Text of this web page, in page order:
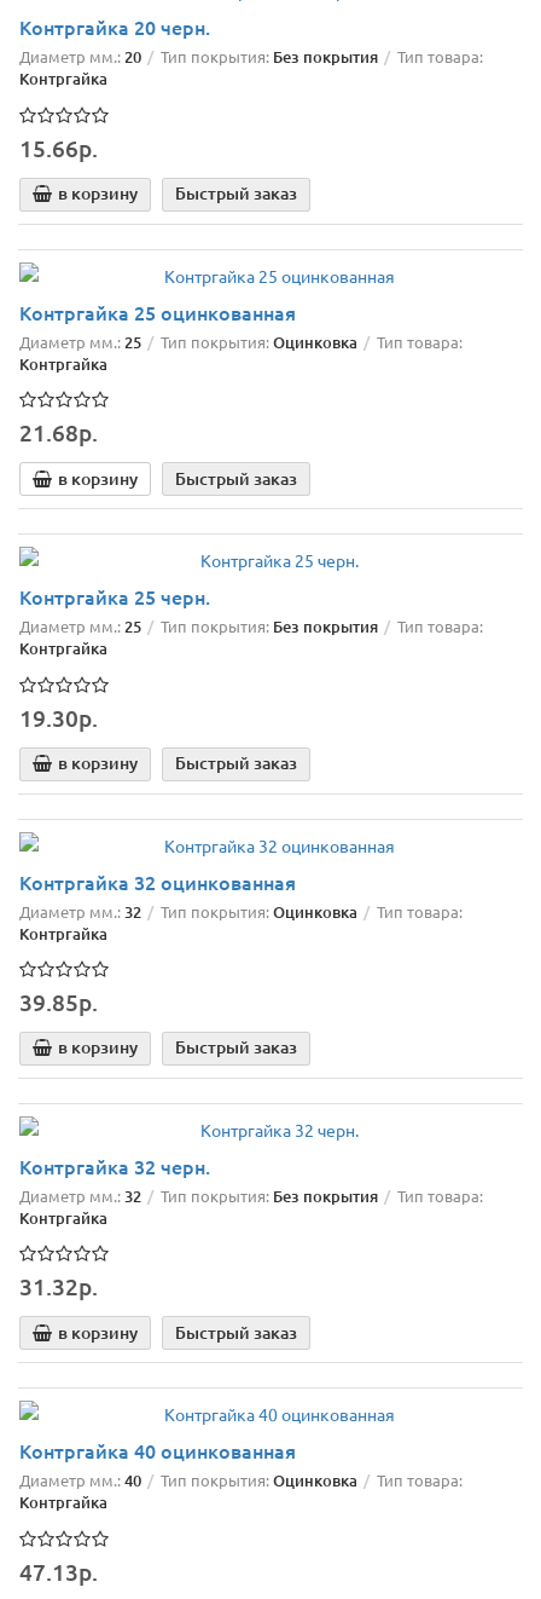
Контргайка 20 черн.
Диаметр мм.:20 Тип покрытия: Без покрытия Тип товара:
Контргайка
15.66р.
в корзину Быстрый заказ
Контргайка 25 оцинкованная
Диаметр мм.:25 Тип покрытия:Оцинковка Тип товара:
Контргайка
21.68р.
в корзину Быстрый заказ
Контргайка 25 черн.
Диаметр мм.:25 Тип покрытия: Без покрытия Тип товара:
Контргайка
19.30р.
в корзину Быстрый заказ
Контргайка 32 оцинкованная
Диаметр мм.: 32 Тип покрытия:Оцинковка Тип товара:
Контргайка
39.85р.
в корзину Быстрый заказ
Контргайка 32 черн.
Диаметр мм.:32 Тип покрытия: Без покрытия Тип товара:
Контргайка
31.32р.
в корзину Быстрый заказ
Контргайка 40 оцинкованная
Диаметр мм.:40 Тип покрытия:Оцинковка Тип товара:
Контргайка
47.13р.